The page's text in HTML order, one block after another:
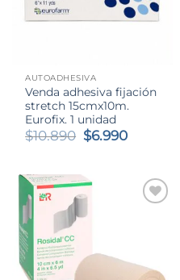
AUTOADHESIVA
Venda adhesiva fijación
stretch 15cmx10m.
Eurofix. 1 unidad
$10.890 El
era:
$10.890.
$6.990El
$6.990.